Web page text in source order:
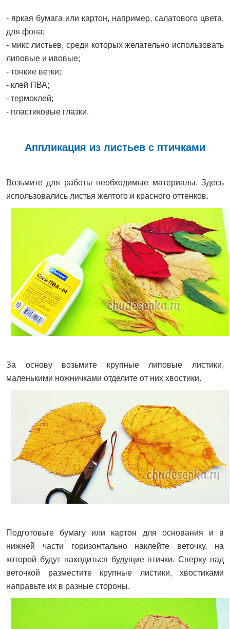
- яркая бумага или картон, например, салатового цвета,
для фона;
- микс листьев, среди которых желательно использовать
липовые и ивовые;
- тонкие ветки;
- клей ПВА;
- термоклей;
- пластиковые глазки.
Аппликация из листьев с птичками
Возьмите для работы необходимые материалы. Здесь
использовались листья желтого и красного оттенков.
За основу возьмите крупные липовые листики,
маленькими ножничками отделите от них хвостики.
Подготовьте бумагу или картон для основания и в
нижней части горизонтально наклейте веточку, на
которой будут находиться будущие птички. Сверху над
веточкой разместите крупные листики, хвостиками
направьте их в разные стороны.